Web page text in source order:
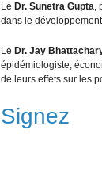
Le Dr. Sunetra Gupta,
dans le
Le Dr. Jay
épidémiologiste,
de leurs effets sur les
Signez